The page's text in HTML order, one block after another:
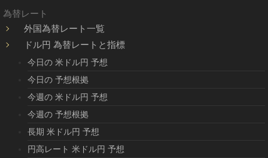
為替レート
外国為替レート一覧
ドル円 為替レートと指標
今日の 米ドル円 予想
今日の 予想根拠
今週の 米ドル円 予想
今週の 予想根拠
長期 米ドル円 予想
円高レート 米ドル円 予想